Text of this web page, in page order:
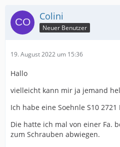
Colini
Neuer Benutzer
19. August 2022 um 15:36
Hallo
vielleicht kann mir ja jemand
Ich habe eine Soehnle S10
Die hatte ich mal von einer Fa.
zum Schrauben abwiegen.